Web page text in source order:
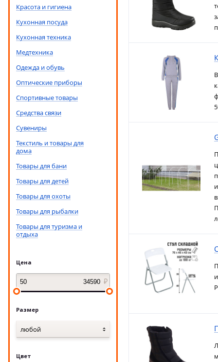
Красота и гигиена
Кухонная посуда
Кухонная техника
Медтехника
Одежда и обувь
Оптические приборы
Спортивные товары
Средства связи
Сувениры
Текстиль и товары для
дома
Товары для бани
Товары для детей
Товары для охоты
Товары для рыбалки
Товары для туризма и
отдыха
Цена
Размер
любой
Цвет